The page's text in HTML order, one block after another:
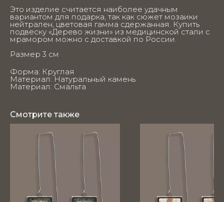
Это изделие считается наиболее удачным
вариантом для подарка, так как сюжет мозаики
нейтрален, цветовая гамма сдержанная. Купить
подвеску «Дерево жизни» из медицинской стали с
мрамором можно с доставкой по России.
Размер 3 см
Форма: Круглая
Материал: Натуральный камень
Материал: Смальта
Смотрите также